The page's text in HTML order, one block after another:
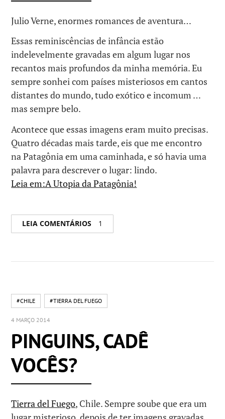
Julio Verne, enormes romances de aventura…
Essas reminiscências de infância estão
indelevelmente gravadas em algum lugar nos
recantos mais profundos da minha memória. Eu
sempre sonhei com países misteriosos em cantos
distantes do mundo, tudo exótico e incomum …
mas sempre belo.
Acontece que essas imagens eram muito precisas.
Quatro décadas mais tarde, eis que me encontro
na Patagônia em uma caminhada, e só havia uma
palavra para descrever o lugar: lindo.
Leia em:A Utopia da Patagônia!
LEIA COMENTÁRIOS 1
#CHILE #TIERRA DEL FUEGO
4 MARÇO 2014
PINGUINS, CADÊ
VOCÊS?
Tierra del Fuego, Chile. Sempre soube que era um